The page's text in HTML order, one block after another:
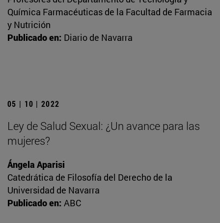
Química Farmacéuticas de la Facultad de Farmacia
y Nutrición
Publicado en: Diario de Navarra
05 | 10 | 2022
Ley de Salud Sexual: ¿Un avance para las
mujeres?
Ángela Aparisi
Catedrática de Filosofía del Derecho de la
Universidad de Navarra
Publicado en: ABC